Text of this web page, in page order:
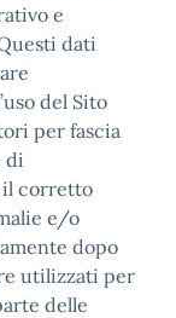
e
dati
del Sito
per fascia
di
il corretto
e/o
dopo
utilizzati per
delle